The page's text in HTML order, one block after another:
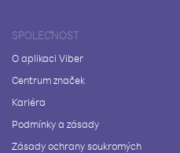
SPOLEČNOST
O aplikaci Viber
Centrum značek
Kariéra
Podmínky a zásady
Zásady ochrany soukromých